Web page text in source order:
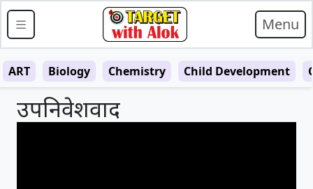
Menu
ART Biology Chemistry Child Development
उपनिवेशवाद